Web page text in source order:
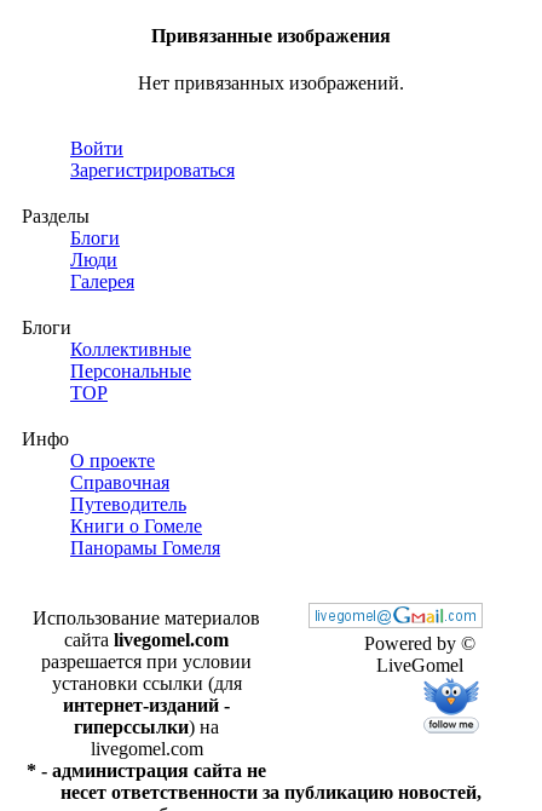
Привязанные изображения
Нет привязанных изображений.
Войти
Зарегистрироваться
Разделы
Блоги
Люди
Галерея
Блоги
Коллективные
Персональные
TOP
Инфо
О проекте
Справочная
Путеводитель
Книги о Гомеле
Панорамы Гомеля
Powered by ©
LiveGomel
Использование материалов
сайта livegomel.com
разрешается при условии
установки ссылки (для
интернет-изданий -
гиперссылки) на
livegomel.com
* - администрация сайта не
несет ответственности за публикацию новостей,